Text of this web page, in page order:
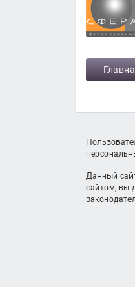
Данный
сайтом, вы